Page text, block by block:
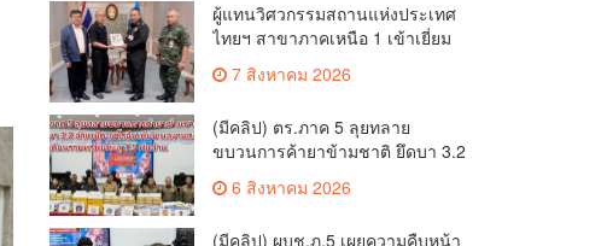
ผู้แทนวิศวกรรมสถานแห่งประเทศ
ไทยฯ สาขาภาคเหนือ 1 เข้าเยี่ยม
คำนับผู้บัญชาการมณฑลทหารบกที่
33 หารือการจัดการแข่งขันกอล์ฟ
7 สิงหาคม 2026
(มีคลิป) ตร.ภาค 5 ลุยทลาย
ขบวนการค้ายาข้ามชาติ ยึดบา 3.2
ล้านเม็ด-เฮโรอีนเพียบ ผลงาน
สะสม 10 เดือนรวบทรัพย์ทะลุ 1.5
6 สิงหาคม 2026
(มีคลิป) ผบช.ภ.5 เผยความคืบหน้า